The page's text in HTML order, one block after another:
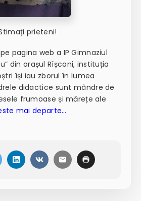
prieteni!
pagina web a IP Gimnaziul
din orașul Rîșcani, instituția
își iau zborul în lumea
didactice sunt mândre de
frumoase și mărețe ale
mai departe…